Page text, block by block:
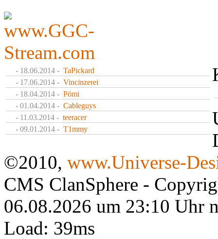
- 18.06.2014 - TaPickard
- 17.06.2014 - Vincinzerei
- 18.04.2014 - Pömi
- 01.04.2014 - Cableguys
- 11.03.2014 - teeracer
- 09.01.2014 - T1mmy
©2010, www.Universe-
CMS ClanSphere -
06.08.2026 um 23:10 Uhr
Load: 39ms